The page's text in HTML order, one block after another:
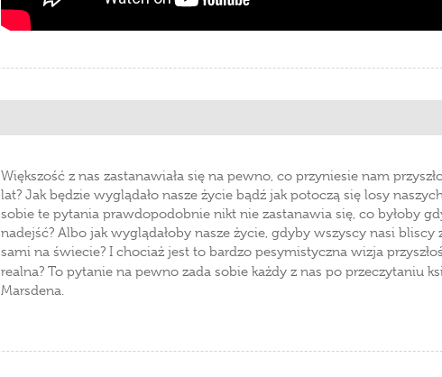
Większość z nas zastanawiała się na pewno, co przyniesie nam
lat? Jak będzie wyglądało nasze życie bądź jak potoczą się losy
sobie te pytania prawdopodobnie nikt nie zastanawia się, co byłoby
nadejść? Albo jak wyglądałoby nasze życie, gdyby wszyscy nasi
sami na świecie? I chociaż jest to bardzo pesymistyczna wizja
realna? To pytanie na pewno zada sobie każdy z nas po przeczytaniu
Marsdena.